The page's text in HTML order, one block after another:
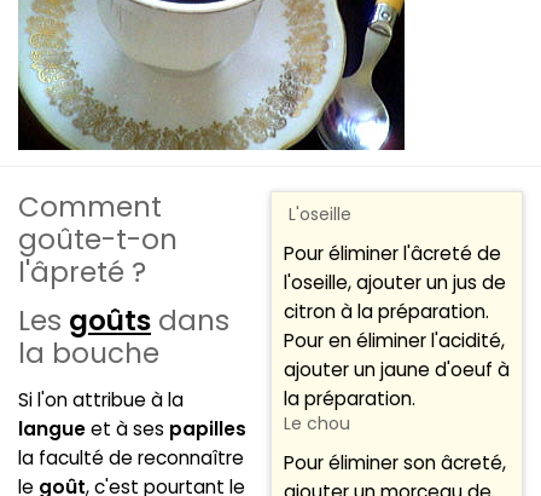
L'oseille
Pour éliminer l'âcreté de
l'oseille, ajouter un jus de
citron à la préparation.
Pour en éliminer l'acidité,
ajouter un jaune d'oeuf à
la préparation.
Le chou
Pour éliminer son âcreté,
Comment
goûte-t-on
l'âpreté ?
Les goûts dans
la bouche
Si l'on attribue à la
langueet à ses papilles
la faculté de reconnaître
le goût, c'est pourtant le